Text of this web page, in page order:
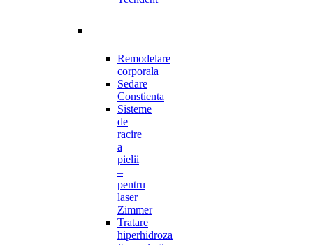
Remodelare
corporala
Sedare
Constienta
Sisteme
de
racire
a
pielii
–
pentru
laser
Zimmer
Tratare
hiperhidroza